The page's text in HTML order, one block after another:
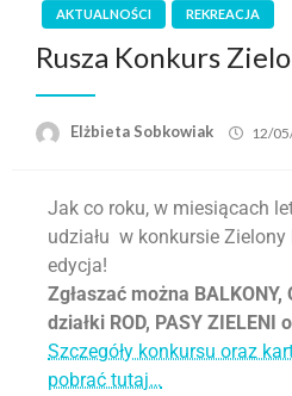
AKTUALNOŚCI REKREACJA
Rusza Konkurs
Elżbieta Sobkowiak 12/
Jak co roku, w miesiącach
udziału w konkursie Zielony
edycja!
Zgłaszać można BALKONY,
działki ROD, PASY ZIELENI
Szczegóły konkursu oraz
pobrać tutaj…